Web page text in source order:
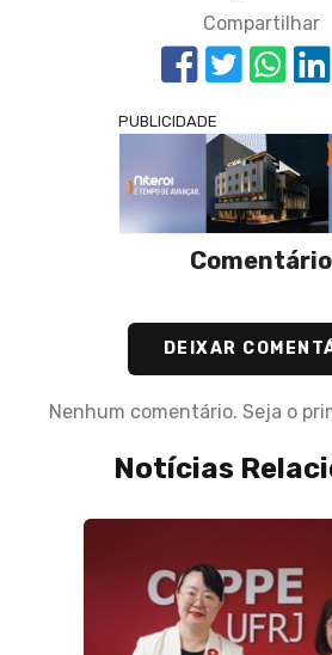
Compartilhar
PUBLICIDADE
DEIXAR
Nenhum comentário. Seja o
Notícias